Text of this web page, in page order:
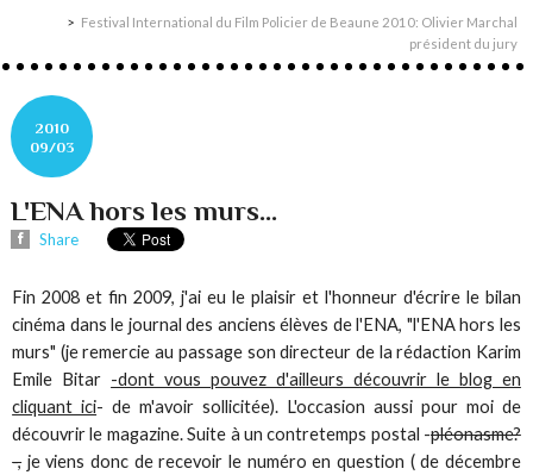
Festival International du Film Policier de Beaune 2010: Olivier Marchal
président du jury
2010
09/03
L'ENA hors les murs...
Share
Fin 2008 et fin 2009, j'ai eu le plaisir et l'honneur d'écrire le bilan
cinéma dans le journal des anciens élèves de l'ENA, "l'ENA hors les
murs" (je remercie au passage son directeur de la rédaction Karim
Emile Bitar -dont vous pouvez d'ailleurs découvrir le blog en
cliquant ici- de m'avoir sollicitée). L'occasion aussi pour moi de
découvrir le magazine. Suite à un contretemps postal -pléonasme?
-,je viens donc de recevoir le numéro en question ( de décembre